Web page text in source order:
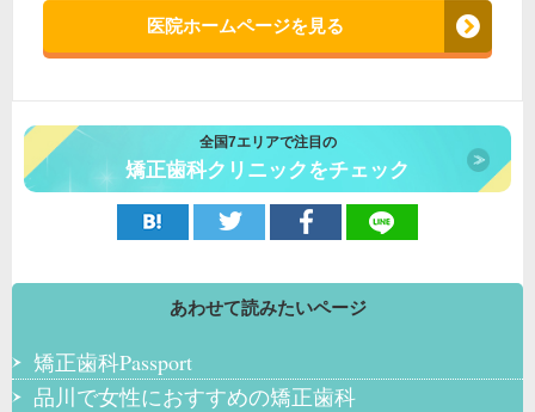
医院ホームページを見る
全国7エリアで注目の
矯正歯科クリニックをチェック
あわせて読みたいページ
矯正歯科Passport
品川で女性におすすめの矯正歯科